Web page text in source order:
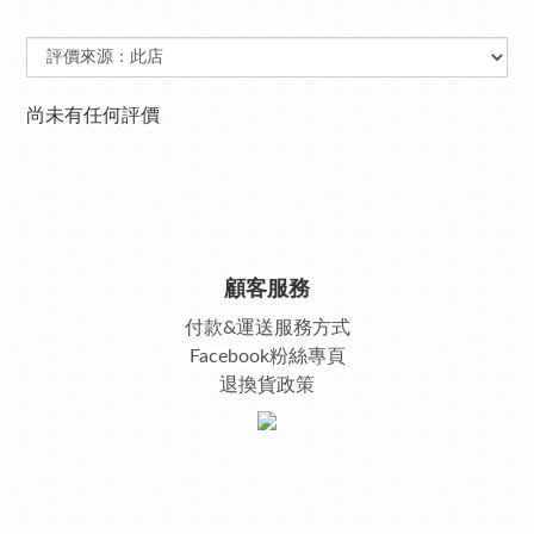
尚未有任何評價
顧客服務
付款&運送服務方式
Facebook粉絲專頁
退換貨政策